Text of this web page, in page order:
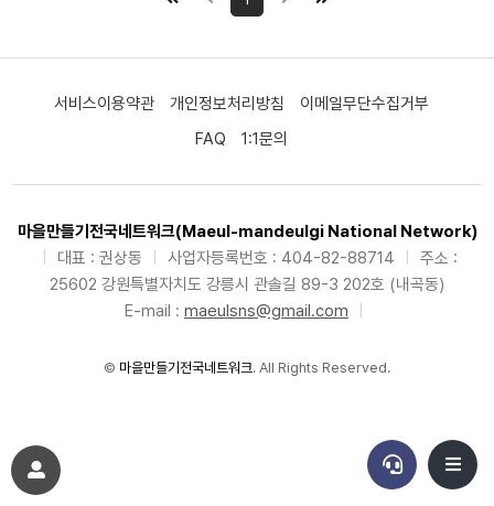
서비스이용약관 개인정보처리방침
이메일무단수집거부
FAQ
1:1문의
마을만들기전국네트워크(Maeul-mandeulgi National Network)
대표 : 권상동 사업자등록번호 : 404-82-88714
주소 :
25602 강원특별자치도 강릉시 관솔길 89-3 202호 (내곡동)
E-mail : maeulsns@gmail.com
© 마을만들기전국네트워크. All Rights Reserved.